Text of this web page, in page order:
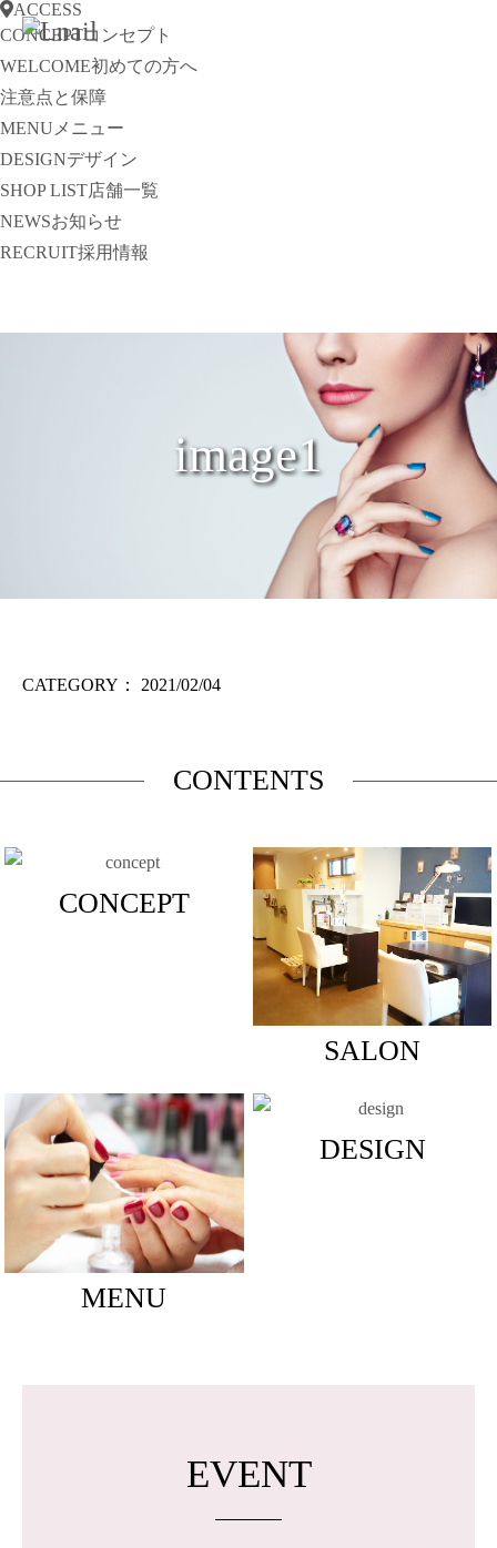
ACCESS
CONCEPTコンセプト
WELCOME初めての方へ
注意点と保障
MENU メニュー
DESIGNデザイン
SHOP LIST店舗一覧
NEWSお知らせ
RECRUIT採用情報
image1
CATEGORY： 2021/02/04
CONTENTS
CONCEPT
SALON
MENU
DESIGN
EVENT